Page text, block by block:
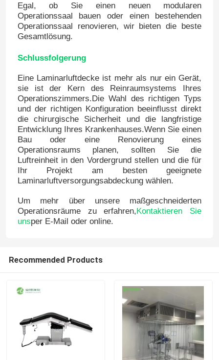
Egal, ob Sie einen neuen modularen
Operationssaal bauen oder einen bestehenden
Operationssaal renovieren, wir bieten die beste
Gesamtlösung.
Schlussfolgerung
Eine Laminarluftdecke ist mehr als nur ein Gerät,
sie ist der Kern des Reinraumsystems Ihres
Operationszimmers.Die Wahl des richtigen Typs
und der richtigen Konfiguration beeinflusst direkt
die chirurgische Sicherheit und die langfristige
Entwicklung Ihres Krankenhauses.Wenn Sie einen
Bau oder eine Renovierung eines
Operationsraums planen, sollten Sie die
Luftreinheit in den Vordergrund stellen und die für
Ihr Projekt am besten geeignete
Laminarluftversorgungsabdeckung wählen.
Um mehr über unsere maßgeschneiderten
Operationsräume zu erfahren,Kontaktieren Sie
unsper E-Mail oder online.
Recommended Products